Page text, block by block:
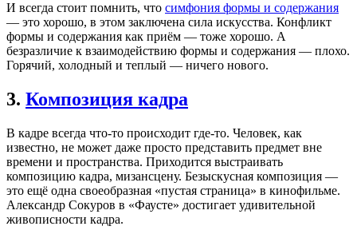
И всегда стоит помнить, что симфония формы и содержания
— это хорошо, в этом заключена сила искусства. Конфликт
формы и содержания как приём — тоже хорошо. А
безразличие к взаимодействию формы и содержания — плохо.
Горячий, холодный и теплый — ничего нового.
3. Композиция кадра
В кадре всегда что-то происходит где-то. Человек, как
известно, не может даже просто представить предмет вне
времени и пространства. Приходится выстраивать
композицию кадра, мизансцену. Безыскусная композиция —
это ещё одна своеобразная «пустая страница» в кинофильме.
Александр Сокуров в «Фаусте» достигает удивительной
живописности кадра.